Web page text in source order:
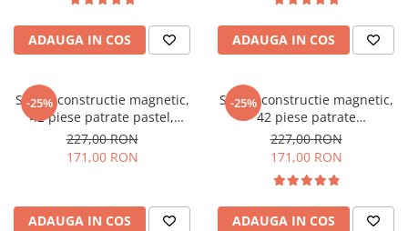
ADAUGA IN COS ADAUGA IN COS
-25%
Set de constructie magnetic,
42 piese patrate pastel,
Magnetic Tiles, 2D, 3D
227,00 RON
171,00 RON
ADAUGA IN COS
-25%
Set de constructie magnetic,
42 piese patrate
transparente, Magnetic Tiles,
2D, 3D
227,00 RON
171,00 RON
ADAUGA IN COS